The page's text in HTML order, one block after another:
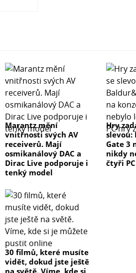
Marantz mění
vnitřnosti svých AV
receiverů. Mají
osmikanálový DAC a
Dirac Live podporuje i
tenký model
Hry
slevou:
Gate 3
nikdy
čtyři
30 filmů, které musíte
vidět, dokud jste ještě
na světě. Víme, kde si